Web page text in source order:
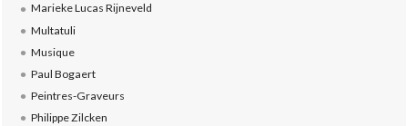
Marieke Lucas Rijneveld
Multatuli
Musique
Paul Bogaert
Peintres-Graveurs
Philippe Zilcken